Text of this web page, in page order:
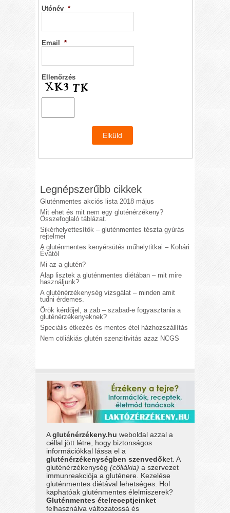
Utónév *
Email *
Ellenőrzés
Legnépszerűbb cikkek
Gluténmentes akciós lista 2018 május
Mit ehet és mit nem egy gluténérzékeny?
Összefoglaló táblázat.
Sikérhelyettesítők – gluténmentes tészta gyúrás
rejtelmei
A gluténmentes kenyérsütés műhelytitkai – Kohári
Évától
Mi az a glutén?
Alap lisztek a gluténmentes diétában – mit mire
használjunk?
A gluténérzékenység vizsgálat – minden amit
tudni érdemes.
Örök kérdőjel, a zab – szabad-e fogyasztania a
gluténérzékenyeknek?
Speciális étkezés és mentes étel házhozszállítás
Nem cöliákiás glutén szenzitivitás azaz NCGS
Agluténérzékeny.hu weboldal azzal a
céllal jött létre, hogy biztonságos
információkkal lássa el a
gluténérzékenységben szenvedőket. A
gluténérzékenység(cöliákia) a szervezet
immunreakciója a gluténere. Kezelése
gluténmentes diétával lehetséges. Hol
kaphatóak gluténmentes élelmiszerek?
Gluténmentes ételreceptjeinket
felhasználva változatossá és